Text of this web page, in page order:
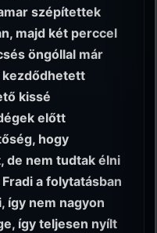
szépítettek
majd két perccel
öngóllal már
kezdődhetett
kissé
előtt
hogy
de nem tudtak élni
a folytatásban
így nem nagyon
így teljesen nyílt